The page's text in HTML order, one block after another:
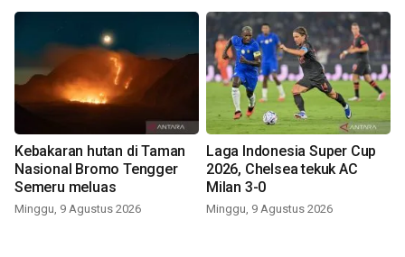
Kebakaran hutan di Taman
Nasional Bromo Tengger
Semeru meluas
Minggu, 9 Agustus 2026
Laga Indonesia Super Cup
2026, Chelsea tekuk AC
Milan 3-0
Minggu, 9 Agustus 2026